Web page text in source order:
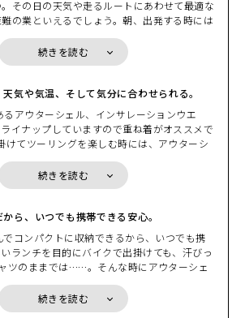
ミラーに映るヘルメットでペチャンコになっ
ルを脱ぎバイクにかけるときによぎる少しば
ーを浴びたいほどの汗ビッショリになったイン
もし、そんな“我慢”や“不快感”が両手に収ま
ウエアでありながらギアの役割を果たす。そ
められる。“小さく収納”できて、しかも“持
気温変化に応じて“重ね着”もできるし“脱い
こともできる。ウエアの拡張性を損なわない
ションとのマッチング。EVOKEはバイクを
値を発揮するギア・ウエアだ。「小さく収納し
始まる新発想。GEAR-Wearという新時代が
その日の天気や走るルートにあわせて最適な
の業といえるでしょう。朝、出発する時には
たくても荷物になるから脱げないもどかしさ。
畳んで持ち運べるパッカブル機能を備えたEVO
小物入れの隙間にコンパクトに収納できま
と着こまずに我慢したり、着こんで脱げないか
要はないのです。
続きを読む
気や気温、そして気分に合わせられる。
るアウターシェル、インサレーションウエ
イナップしていますので重ね着がオススメで
けてツーリングを楽しむ時には、アウターシ
ンナーと重ねてみたり、街中を走る時であれば
クッションとなり衣服内を快適に保つミドルイ
さばらず着心地も軽やかです。また、インサ
インナーはデザインやカラーもバリエーション
ます。インナーとの組み合わせを楽しんでく
続きを読む
ら、いつでも携帯できる安心。
でコンパクトに収納できるから、いつでも携
ランチを目的にバイクで出掛けても、汗びっ
ツのままでは……。そんな時にアウターシェ
味しいランチを堪能できることでしょう。ま
クトに収納できますので携帯することも簡単
続きを読む
M
¥22,000(税込)
カートに入れる
HEATHER BEIGE
3L
¥22,000(税込)
カートに入れる
HEATHER EMERAL
D
(税込)
カートに入れる
HEATHER EMERAL
M
¥22,000(税込)
カートに入れる
HEATHER EMERAL
カートに入れる